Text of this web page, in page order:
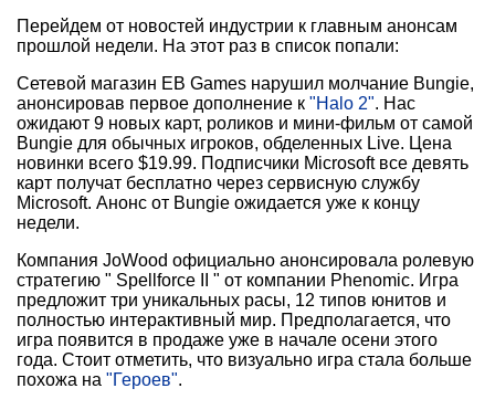
Перейдем от новостей индустрии к главным анонсам
прошлой недели. На этот раз в список попали:
Сетевой магазин EB Games нарушил молчание Bungie,
анонсировав первое дополнение к "Halo 2". Нас
ожидают 9 новых карт, роликов и мини-фильм от самой
Bungie для обычных игроков, обделенных Live. Цена
новинки всего $19.99. Подписчики Microsoft все девять
карт получат бесплатно через сервисную службу
Microsoft. Анонс от Bungie ожидается уже к концу
недели.
Компания JoWood официально анонсировала ролевую
стратегию " Spellforce II " от компании Phenomic. Игра
предложит три уникальных расы, 12 типов юнитов и
полностью интерактивный мир. Предполагается, что
игра появится в продаже уже в начале осени этого
года. Стоит отметить, что визуально игра стала больше
похожа на "Героев".